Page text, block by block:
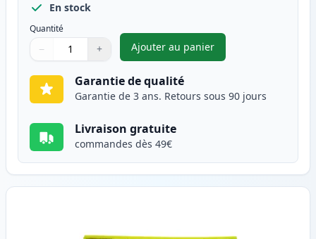
En stock
Quantité
Quantité
Utilisez les boutons pour ajuster
− +
Quantité
Ajouter au panier
,Pack de 2 Brother TN2120
Garantie de qualité
Garantie de 3 ans. Retours sous 90 jours
Livraison gratuite
commandes dès 49€